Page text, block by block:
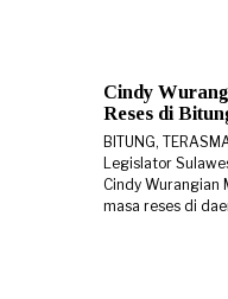
Cindy
Reses di
BITUNG,
Legislator
Cindy Wurangian
masa reses di